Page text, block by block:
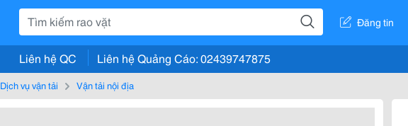
Đăng tin
Liên hệ QC Liên hệ Quảng Cáo: 02439747875
Dịch vụ vận tải Vận tải nội địa